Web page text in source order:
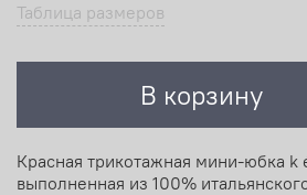
Таблица размеров
В корзину
Красная трикотажная мини-юбка k
выполненная из 100%